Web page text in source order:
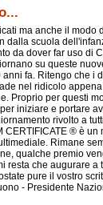
ma anche il modo
dalla scuola
da dover far uso di
su queste
fa. Ritengo che i
nel ridicolo
Proprio per questi
iniziare e portare
rivolto a
® è
Rimane
qualche premio
che augurare a
pure il vostro
- Presidente